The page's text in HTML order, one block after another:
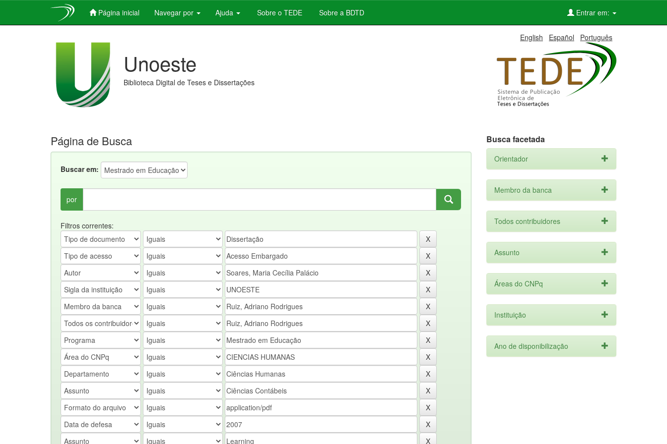
Página inicial Navegar por Ajuda Sobre o TEDE Sobre a BDTD Entrar em:
English Español Português
Unoeste
Biblioteca Digital de Teses e Dissertações
Página de Busca
Buscar em:
por
Filtros correntes:
Busca facetada
Orientador
Membro da banca
Todos contribuidores
Assunto
Áreas do CNPq
Instituição
Ano de disponibilização